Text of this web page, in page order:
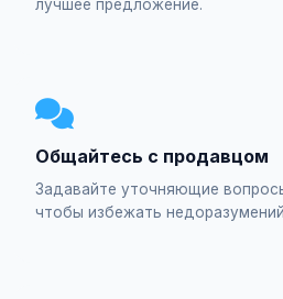
лучшее предложение.
Общайтесь с продавцом
Задавайте уточняющие
чтобы избежать